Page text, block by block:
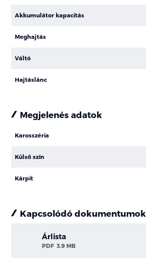
Akkumulátor kapacitás
Meghajtás
Váltó
Hajtáslánc
Megjelenés adatok
Karosszéria
Külső szín
Kárpit
Kapcsolódó dokumentumok
Árlista
PDF 3.9 MB